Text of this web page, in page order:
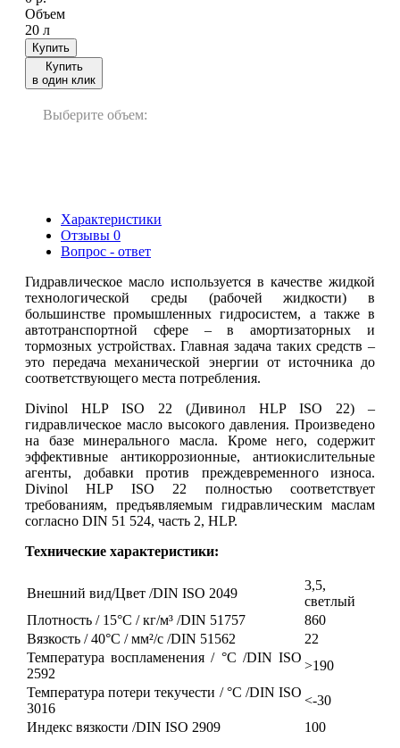
Объем
20 л
Купить
Купить
в один клик
Выберите объем:
Характеристики
Отзывы 0
Вопрос - ответ
Гидравлическое масло используется в качестве жидкой
технологической среды (рабочей жидкости) в
большинстве промышленных гидросистем, а также в
автотранспортной сфере – в амортизаторных и
тормозных устройствах. Главная задача таких средств –
это передача механической энергии от источника до
соответствующего места потребления.
Divinol HLP ISO 22 (Дивинол HLP ISO 22) –
гидравлическое масло высокого давления. Произведено
на базе минерального масла. Кроме него, содержит
эффективные антикоррозионные, антиокислительные
агенты, добавки против преждевременного износа.
Divinol HLP ISO 22 полностью соответствует
требованиям, предъявляемым гидравлическим маслам
согласно DIN 51 524, часть 2, HLP.
Технические характеристики:
Внешний вид/Цвет /DIN ISO 2049
3,5,
светлый
Плотность / 15°С / кг/м³ /DIN 51757
860
Вязкость / 40°С / мм²/с /DIN 51562
22
Температура воспламенения / °С /DIN ISO
2592
>190
Температура потери текучести / °С /DIN ISO
3016
<-30
Индекс вязкости /DIN ISO 2909
100